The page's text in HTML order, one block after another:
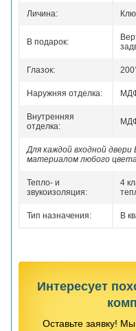
Личина:
В подарок:
Глазок:
Наружняя отделка:
Внутренняя
отделка:
Для каждой входной
материалом любого
Тепло- и
звукоизоляция:
4
Тип назначения: В
Интересует
Оставьте заявку!